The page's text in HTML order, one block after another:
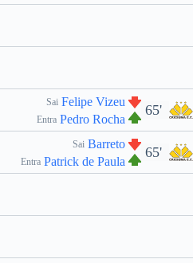
65'
Sai Felipe Vizeu
Entra Pedro Rocha
65'
Sai Barreto
Entra Patrick de Paula